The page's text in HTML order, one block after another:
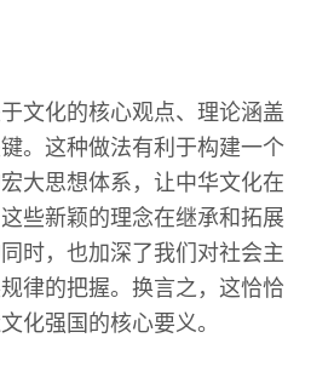
文化的核心观点、理论涵盖
。这种做法有利于构建一个
大思想体系，让中华文化在
些新颖的理念在继承和拓展
时，也加深了我们对社会主
律的把握。换言之，这恰恰
化强国的核心要义。